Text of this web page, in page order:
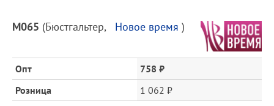
Описание
товара
цена
М065 (Бюстгальтер, Новое время )
Опт
758 ₽
Розница
1 062 ₽